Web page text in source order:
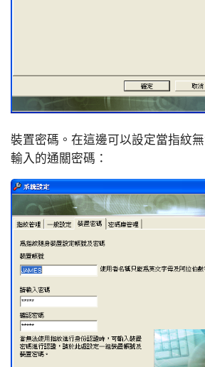
裝置密碼。在這邊可以設定當指紋
輸入的通關密碼：